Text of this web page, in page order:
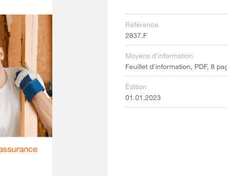
Référence
2837.F
Moyens d'information
Feuillet d'information, PDF, 8
Édition
01.01.2023